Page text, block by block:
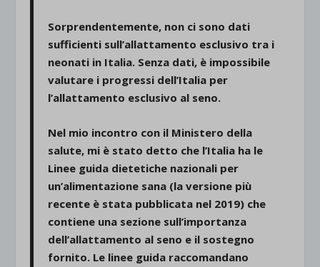
Sorprendentemente, non ci sono dati
sufficienti sull’allattamento esclusivo tra i
neonati in Italia. Senza dati, è impossibile
valutare i progressi dell’Italia per
l’allattamento esclusivo al seno.
Nel mio incontro con il Ministero della
salute, mi è stato detto che l’Italia ha le
Linee guida dietetiche nazionali per
un’alimentazione sana (la versione più
recente è stata pubblicata nel 2019) che
contiene una sezione sull’importanza
dell’allattamento al seno e il sostegno
fornito. Le linee guida raccomandano